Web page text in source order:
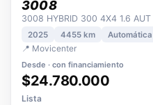
PEUGEOT
3008
3008 HYBRID 300 4X4 1.6 AUT
2025 4455 km
📍 Movicenter
Desde · con financiamiento
$24.780.000